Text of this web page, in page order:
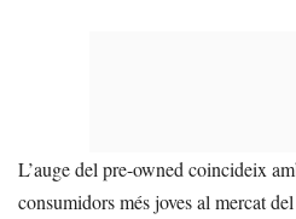
L’auge del pre-owned coincideix
consumidors més joves al mercat